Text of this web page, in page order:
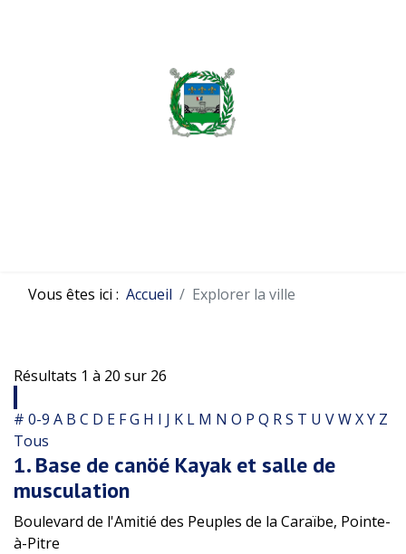
Vous êtes ici : Accueil Explorer la ville
Résultats 1 à 20 sur 26
# 0-9 A B C D E FG H I J K L M N O P Q RS T U VWXY Z
Tous
1.Base de canöé Kayak et salle de
musculation
Boulevard de l'Amitié des Peuples de la Caraïbe, Pointe-
à-Pitre